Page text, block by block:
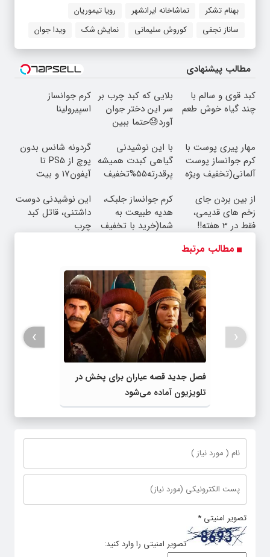
بهنام تشکر تماشاخانه ایرانشهر
رویا تیموریان
ساناز نجفی
کوروش سلیمانی نمایش شک ویدا جوان
مطالب پیشنهادی
کبد قوی و سالم با
چند گیاه خوش طعم
بلایی که کبد چرب بر
سر این دختر جوان
آورد😓حتما ببین
کرم جوانساز
اسپیرولینا
مهار پیری پوست با
کرم جوانساز پوست
آلمانی(تخفیف ویژه
با این نوشیدنی
گیاهی کبدت همیشه
پرقدرته55%تخفیف
گردونه شانس بدون
پوچ از PS5 تا
آیفون17 و بیت
از بین بردن جای
زخم های قدیمی،
فقط در 3 هفته!!
کرم جوانساز جلبک،
هدیه طبیعت به
شما(خرید با تخفیف
این نوشیدنی دوست
داشتنی، قاتل کبد
چرب
مطالب مرتبط
فصل جدید قصه عیاران برای پخش در
تلویزیون آماده می‌شود
‹
›
تصویر امنیتی *
تصویر امنیتی را وارد کنید: